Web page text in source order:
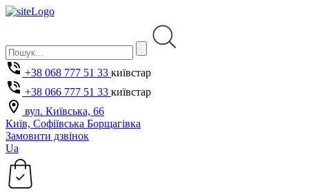
+38 068 777 51 33 київстар
+38 066 777 51 33 київстар
вул. Київська, 66
Київ, Софіївська Борщагівка
Замовити дзвінок
Ua